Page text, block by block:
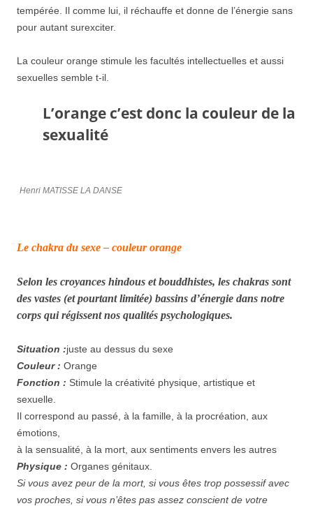
tempérée. Il comme lui, il réchauffe et donne de l’énergie sans
pour autant surexciter.
La couleur orange stimule les facultés intellectuelles et aussi
sexuelles semble t-il.
L’orange c’est donc la couleur de la
sexualité
Henri MATISSE LA DANSE
Le chakra du sexe – couleur orange
Selon les croyances hindous et bouddhistes, les chakras sont
des vastes (et pourtant limitée) bassins d’énergie dans notre
corps qui régissent nos qualités psychologiques.
Situation :juste au dessus du sexe
Couleur : Orange
Fonction : Stimule la créativité physique, artistique et
sexuelle.
Il correspond au passé, à la famille, à la procréation, aux
émotions,
à la sensualité, à la mort, aux sentiments envers les autres
Physique : Organes génitaux.
Si vous avez peur de la mort, si vous êtes trop possessif avec
vos proches, si vous n’êtes pas assez conscient de votre